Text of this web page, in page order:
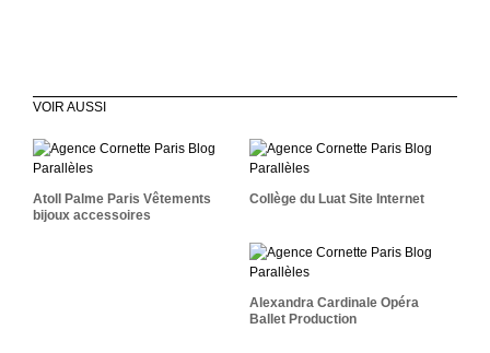
VOIR AUSSI
Atoll Palme Paris
Vêtements Bijoux
Atoll Palme Paris Vêtements
bijoux accessoires
Collège Du Luat Site
Collège du Luat Site Internet
Alexandra Cardinale
Opéra Ballet Production
Alexandra Cardinale Opéra
Ballet Production